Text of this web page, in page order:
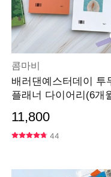
콤마비
배러댄예스터데이 투
플래너 다이어리(6개
11,800
44